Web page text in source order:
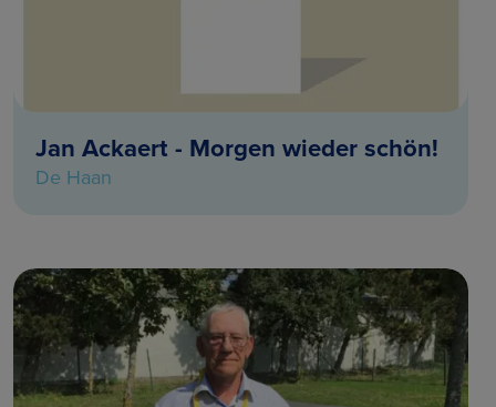
Jan Ackaert - Morgen wieder schön!
De Haan